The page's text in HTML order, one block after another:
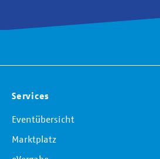
Services
Eventübersicht
Marktplatz